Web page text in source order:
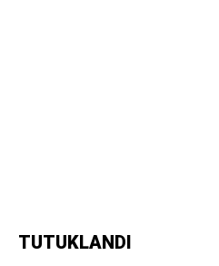
TUTUKLANDI